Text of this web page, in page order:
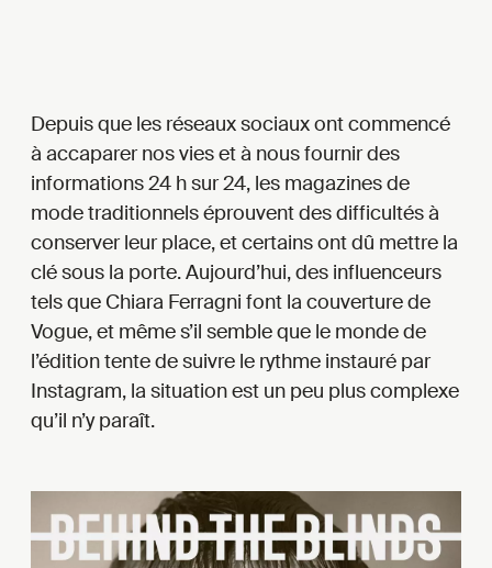
Depuis que les réseaux sociaux ont commencé
à accaparer nos vies et à nous fournir des
informations 24 h sur 24, les magazines de
mode traditionnels éprouvent des difficultés à
conserver leur place, et certains ont dû mettre la
clé sous la porte. Aujourd’hui, des influenceurs
tels que Chiara Ferragni font la couverture de
Vogue, et même s’il semble que le monde de
l’édition tente de suivre le rythme instauré par
Instagram, la situation est un peu plus complexe
qu’il n’y paraît.